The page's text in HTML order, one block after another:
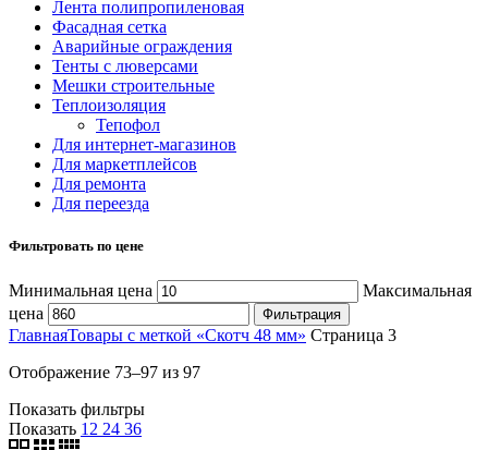
Лента полипропиленовая
Фасадная сетка
Аварийные ограждения
Тенты с люверсами
Мешки строительные
Теплоизоляция
Тепофол
Для интернет-магазинов
Для маркетплейсов
Для ремонта
Для переезда
Фильтровать по цене
Минимальная цена
Максимальная
цена
Фильтрация
ГлавнаяТовары с меткой «Скотч 48 мм» Страница 3
Отображение 73–97 из 97
Показать фильтры
Показать 12 24 36